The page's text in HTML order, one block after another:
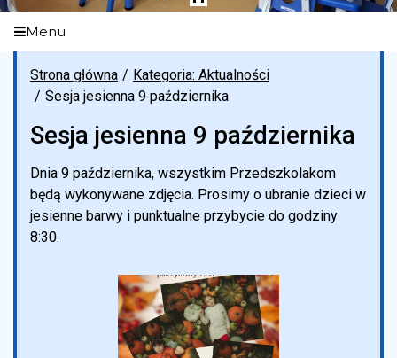
Menu
Strona główna
Kategoria: Aktualności
Sesja jesienna 9 października
Sesja jesienna 9 października
Dnia 9 października, wszystkim Przedszkolakom
będą wykonywane zdjęcia. Prosimy o ubranie dzieci w
jesienne barwy i punktualne przybycie do godziny
8:30.